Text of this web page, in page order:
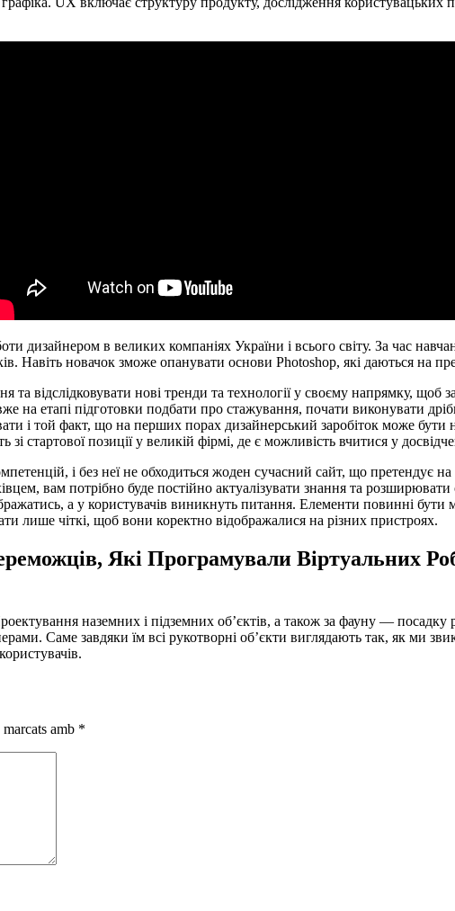
дизайнером в великих компаніях України і всього світу. За час
Навіть новачок зможе опанувати основи Photoshop, які даються на
та відслідковувати нові тренди та технології у своєму напрямку,
етапі підготовки подбати про стажування, почати виконувати
і той факт, що на перших порах дизайнерський заробіток може
стартової позиції у великій фірмі, де є можливість вчитися у
і без неї не обходиться жоден сучасний сайт, що претендує
вам потрібно буде постійно актуалізувати знання та
а у користувачів виникнуть питання. Елементи повинні бути
лише чіткі, щоб вони коректно відображалися на різних пристроях.
Які Програмували Віртуальних
наземних і підземних об’єктів, а також за фауну —
Саме завдяки їм всі рукотворні об’єкти виглядають так, як ми
marcats amb *